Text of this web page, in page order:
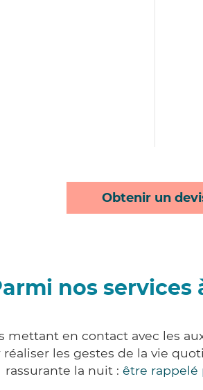
Obtenir un
nos services
mettant en contact avec les
les gestes de la vie
rassurante la nuit : être rappelé